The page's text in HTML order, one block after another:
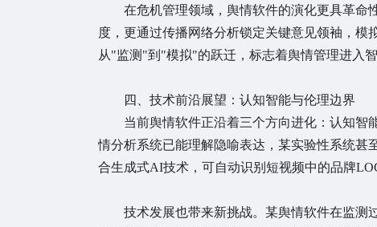
在危机管理领域，舆情软件的演化更具革命
度，更通过传播网络分析锁定关键意见领袖，
从"监测"到"模拟"的跃迁，标志着舆情管理进入智
四、技术前沿展望：认知智能与伦理边界
当前舆情软件正沿着三个方向进化：认知智
情分析系统已能理解隐喻表达，某实验性系统甚
合生成式AI技术，可自动识别短视频中的品牌
技术发展也带来新挑战。某舆情软件在监测